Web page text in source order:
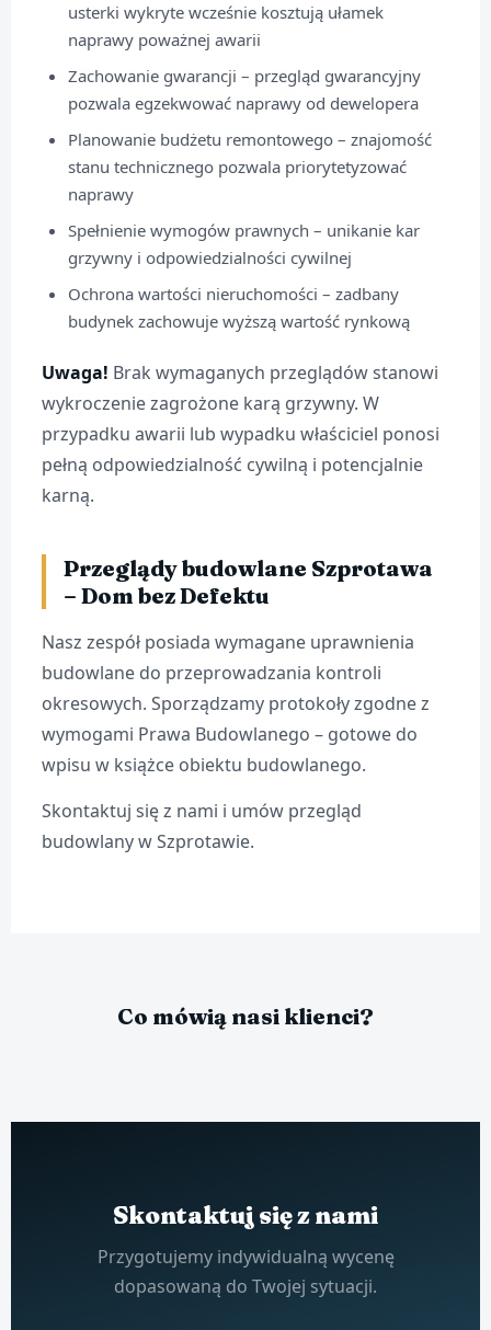
usterki wykryte wcześnie kosztują ułamek
naprawy poważnej awarii
Zachowanie gwarancji – przegląd gwarancyjny
pozwala egzekwować naprawy od dewelopera
Planowanie budżetu remontowego – znajomość
stanu technicznego pozwala priorytetyzować
naprawy
Spełnienie wymogów prawnych – unikanie kar
grzywny i odpowiedzialności cywilnej
Ochrona wartości nieruchomości – zadbany
budynek zachowuje wyższą wartość rynkową
Uwaga! Brak wymaganych przeglądów stanowi
wykroczenie zagrożone karą grzywny. W
przypadku awarii lub wypadku właściciel ponosi
pełną odpowiedzialność cywilną i potencjalnie
karną.
Przeglądy budowlane Szprotawa
– Dom bez Defektu
Nasz zespół posiada wymagane uprawnienia
budowlane do przeprowadzania kontroli
okresowych. Sporządzamy protokoły zgodne z
wymogami Prawa Budowlanego – gotowe do
wpisu w książce obiektu budowlanego.
Skontaktuj się z nami i umów przegląd
budowlany w Szprotawie.
Co mówią nasi klienci?
Skontaktuj się z nami
Przygotujemy indywidualną wycenę
dopasowaną do Twojej sytuacji.